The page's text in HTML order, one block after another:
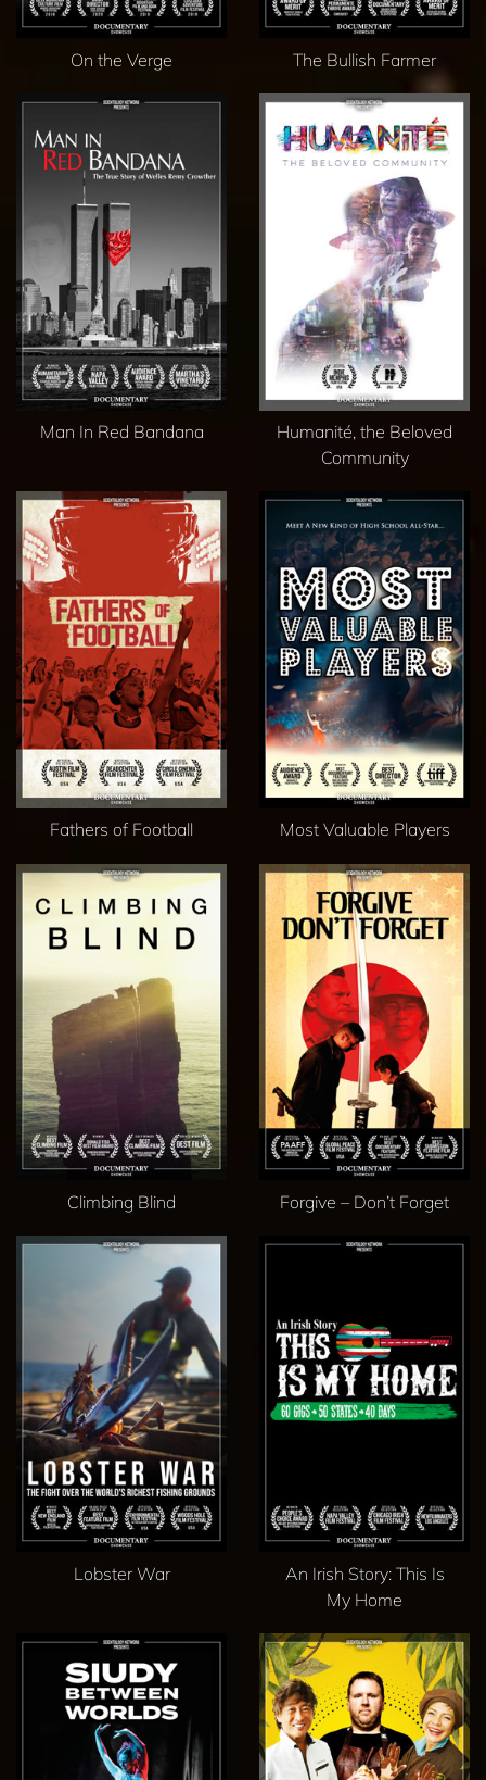
On the Verge The Bullish Farmer
Man In Red Bandana
Humanité, the Beloved
Community
Fathers of Football Most Valuable Players
Climbing Blind Forgive – Don’t Forget
Lobster War
An Irish Story: This Is
My Home